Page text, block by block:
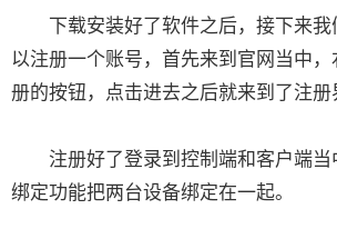
下载安装好了软件之后，接下来我
以注册一个账号，首先来到官网当中
册的按钮，点击进去之后就来到了注册
注册好了登录到控制端和客户端当
绑定功能把两台设备绑定在一起。